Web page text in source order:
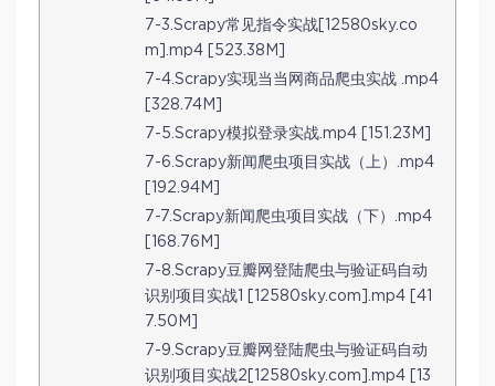
7-3.Scrapy常见指令实战[12580sky.co
m].mp4 [523.38M]
7-4.Scrapy实现当当网商品爬虫实战 .mp4
[328.74M]
7-5.Scrapy模拟登录实战.mp4 [151.23M]
7-6.Scrapy新闻爬虫项目实战（上）.mp4
[192.94M]
7-7.Scrapy新闻爬虫项目实战（下）.mp4
[168.76M]
7-8.Scrapy豆瓣网登陆爬虫与验证码自动
识别项目实战1 [12580sky.com].mp4 [41
7.50M]
7-9.Scrapy豆瓣网登陆爬虫与验证码自动
识别项目实战2[12580sky.com].mp4 [13